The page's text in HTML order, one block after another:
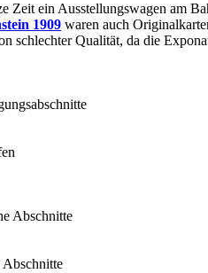
Zeit ein Ausstellungswagen am
1909 waren auch
schlechter Qualität, da die
Abschnitte